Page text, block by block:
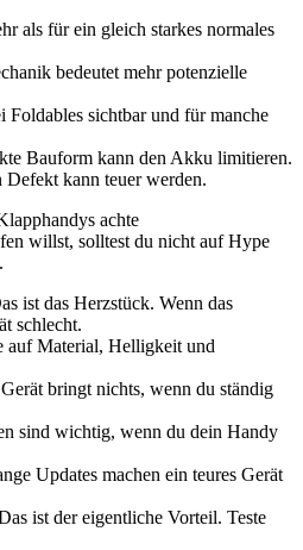
als für ein gleich starkes normales
bedeutet mehr potenzielle
Foldables sichtbar und für manche
Bauform kann den Akku limitieren.
Defekt kann teuer werden.
achte
willst, solltest du nicht auf Hype
ist das Herzstück. Wenn das
schlecht.
auf Material, Helligkeit und
bringt nichts, wenn du ständig
sind wichtig, wenn du dein Handy
Updates machen ein teures Gerät
ist der eigentliche Vorteil. Teste